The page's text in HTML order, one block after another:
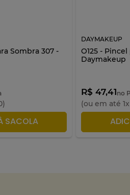
Sombra 307 -
)
SACOLA
DAYMAKEUP
O125 -
Daymakeup
R$ 47,41no
(ou em até1x